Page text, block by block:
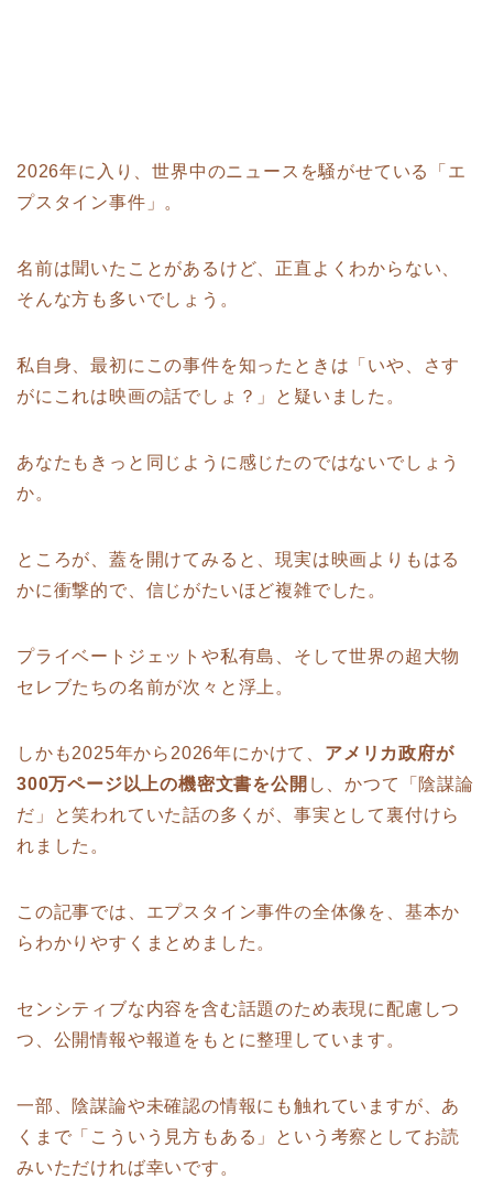
2026年に入り、世界中のニュースを騒がせている「エ
プスタイン事件」。
名前は聞いたことがあるけど、正直よくわからない、
そんな方も多いでしょう。
私自身、最初にこの事件を知ったときは「いや、さす
がにこれは映画の話でしょ？」と疑いました。
あなたもきっと同じように感じたのではないでしょう
か。
ところが、蓋を開けてみると、現実は映画よりもはる
かに衝撃的で、信じがたいほど複雑でした。
プライベートジェットや私有島、そして世界の超大物
セレブたちの名前が次々と浮上。
しかも2025年から2026年にかけて、 アメリカ政府が
300万ページ以上の機密文書を公開 し、かつて「陰謀論
だ」と笑われていた話の多くが、事実として裏付けら
れました。
この記事では、エプスタイン事件の全体像を、基本か
らわかりやすくまとめました。
センシティブな内容を含む話題のため表現に配慮しつ
つ、公開情報や報道をもとに整理しています。
一部、陰謀論や未確認の情報にも触れていますが、あ
くまで「こういう見方もある」という考察としてお読
みいただければ幸いです。